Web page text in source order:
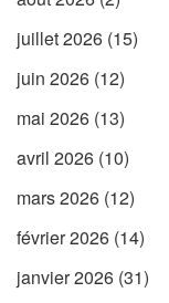
juillet 2026 (15)
juin 2026 (12)
mai 2026 (13)
avril 2026 (10)
mars 2026 (12)
février 2026 (14)
janvier 2026 (31)